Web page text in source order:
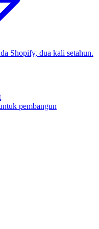
Shopify, dua kali setahun.
pembangun